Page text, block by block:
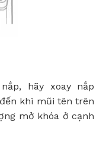
nắp, hãy xoay nắp
đến khi mũi tên trên
ng mở khóa ởcạnh